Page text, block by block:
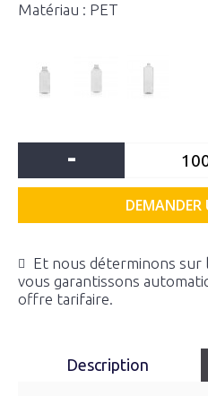
Matériau : PET
-
DEMANDER
Et nous déterminons sur
vous garantissons
offre tarifaire.
Description